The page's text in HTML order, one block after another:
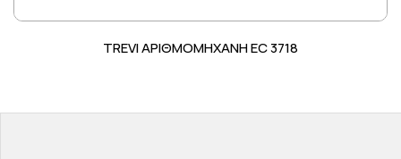
TREVI ΑΡΙΘΜΟΜΗΧΑΝΗ EC 3718